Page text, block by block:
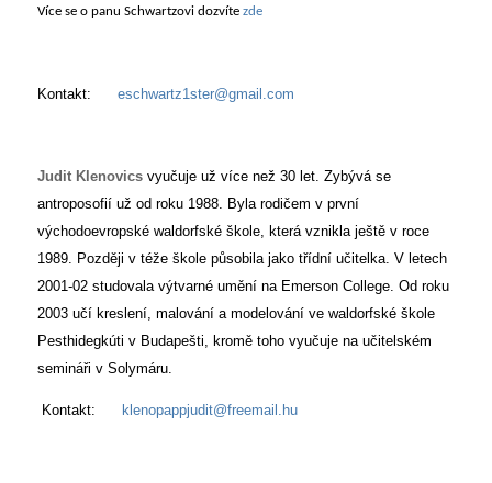
Více se o panu Schwartzovi dozvíte zde
Kontakt: eschwartz1ster@gmail.com
Judit Klenovicsvyučuje už více než 30 let. Zybývá se
antroposofií už od roku 1988. Byla rodičem v první
východoevropské waldorfské škole, která vznikla ještě v roce
1989. Později v téže škole působila jako třídní učitelka. V letech
2001-02 studovala výtvarné umění na Emerson College. Od roku
2003 učí kreslení, malování a modelování ve waldorfské škole
Pesthidegkúti v Budapešti, kromě toho vyučuje na učitelském
semináři v Solymáru.
Kontakt: klenopappjudit@freemail.hu